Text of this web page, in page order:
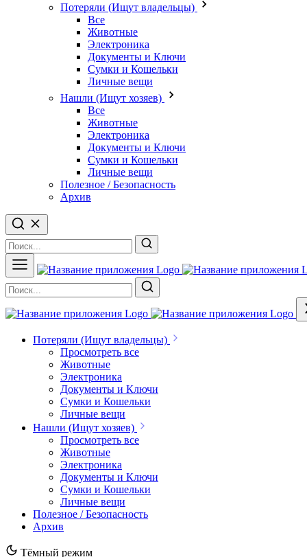
Потеряли (Ищут владельцы)
Все
Животные
Электроника
Документы и Ключи
Сумки и Кошельки
Личные вещи
Нашли (Ищут хозяев)
Все
Животные
Электроника
Документы и Ключи
Сумки и Кошельки
Личные вещи
Полезное / Безопасность
Архив
Потеряли (Ищут владельцы)
Просмотреть все
Животные
Электроника
Документы и Ключи
Сумки и Кошельки
Личные вещи
Нашли (Ищут хозяев)
Просмотреть все
Животные
Электроника
Документы и Ключи
Сумки и Кошельки
Личные вещи
Полезное / Безопасность
Архив
Тёмный режим